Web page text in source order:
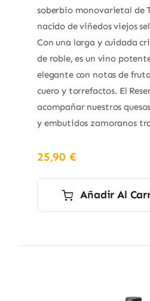
soberbio monovarietal de
nacido de viñedos viejos
Con una larga y cuidada
de roble, es un vino
elegante con notas de
cuero y torrefactos. El
acompañar nuestros
y embutidos zamoranos
25,90 €
Añadir Al